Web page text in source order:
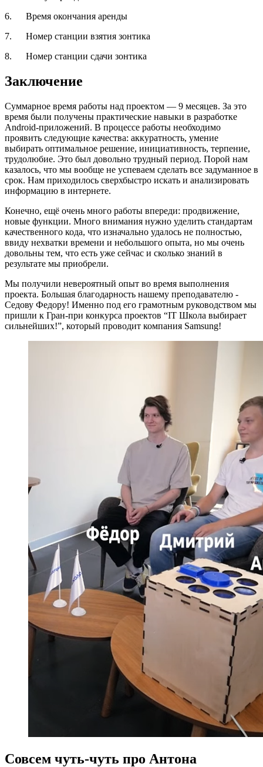
6. Время окончания аренды
7. Номер станции взятия зонтика
8. Номер станции сдачи зонтика
Заключение
Суммарное время работы над проектом — 9 месяцев. За это
время были получены практические навыки в разработке
Android-приложений. В процессе работы необходимо
проявить следующие качества: аккуратность, умение
выбирать оптимальное решение, инициативность, терпение,
трудолюбие. Это был довольно трудный период. Порой нам
казалось, что мы вообще не успеваем сделать все задуманное в
срок. Нам приходилось сверхбыстро искать и анализировать
информацию в интернете.
Конечно, ещё очень много работы впереди: продвижение,
новые функции. Много внимания нужно уделить стандартам
качественного кода, что изначально удалось не полностью,
ввиду нехватки времени и небольшого опыта, но мы очень
довольны тем, что есть уже сейчас и сколько знаний в
результате мы приобрели.
Мы получили невероятный опыт во время выполнения
проекта. Большая благодарность нашему преподавателю -
Седову Федору! Именно под его грамотным руководством мы
пришли к Гран-при конкурса проектов “IT Школа выбирает
сильнейших!”, который проводит компания Samsung!
Совсем чуть-чуть про Антона